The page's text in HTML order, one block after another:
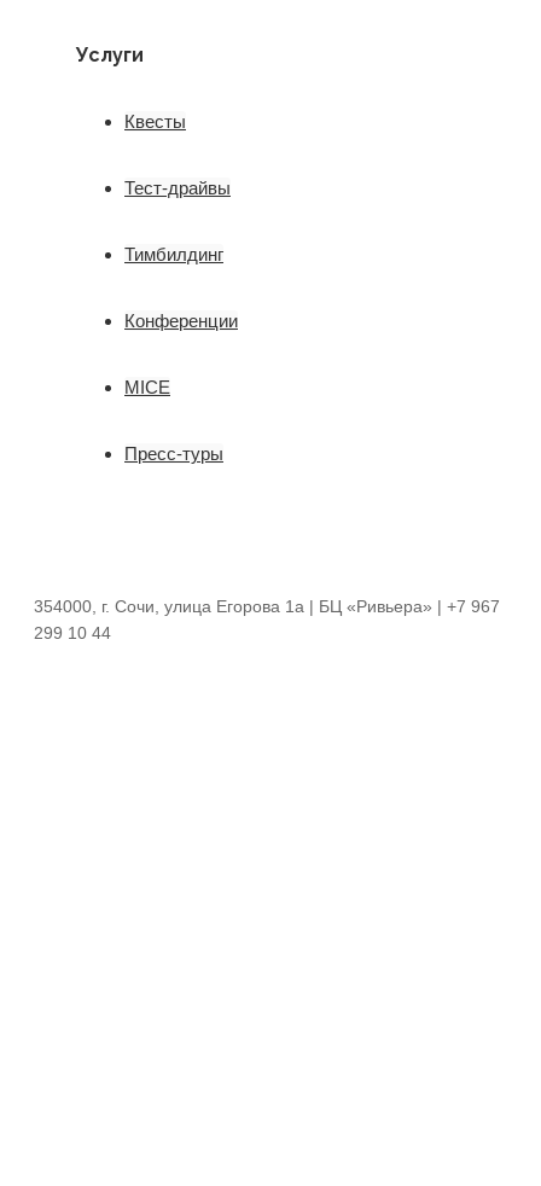
Услуги
Квесты
Тест-драйвы
Тимбилдинг
Конференции
MICE
Пресс-туры
354000, г. Сочи, улица Егорова 1a | БЦ «Ривьера» | +7 967
299 10 44